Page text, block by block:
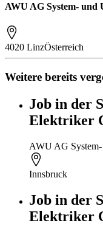
AWU AG System- und
4020 LinzÖsterreich
Weitere bereits
Job in der
Elektriker
AWU AG
Innsbruck
Job in der
Elektriker